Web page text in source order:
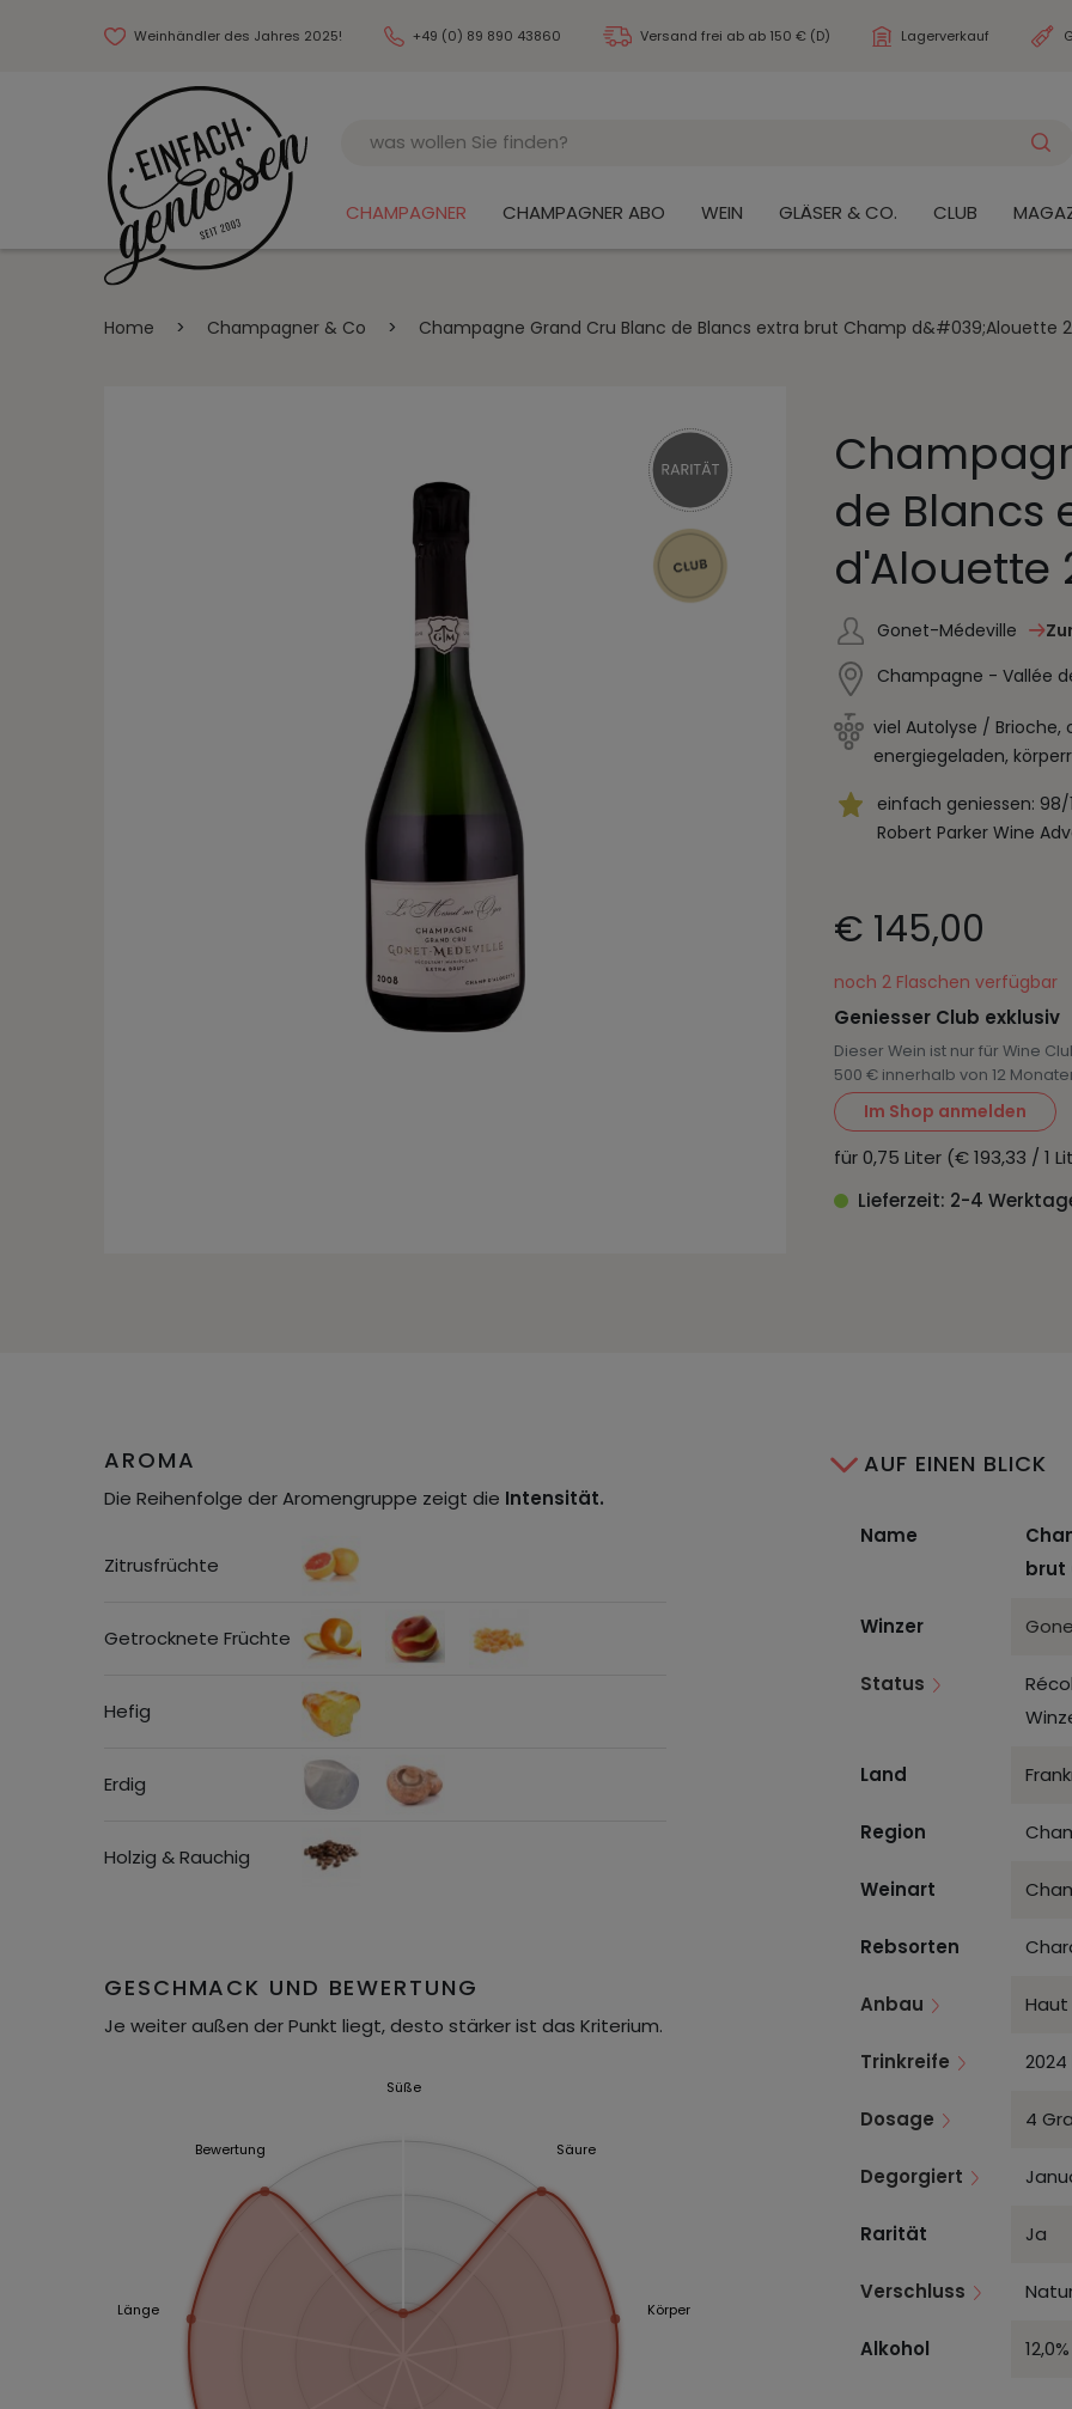
Weinhändler des Jahres 2025! +49 (0) 89 890 43860 Versand frei ab ab 150 € (D) Lagerverkauf
CHAMPAGNER CHAMPAGNER ABO WEIN GLÄSER & CO. CLUB
Home > Champagner & Co > Champagne Grand Cru Blanc de Blancs extra brut Champ d&#039;Alouette
de Blancs
d'Alouette
Gonet-Médeville
Champagne - Vallée
viel Autolyse / Brioche,
energiegeladen,
einfach geniessen: 98/
Robert Parker Wine
€ 145,00
noch 2 Flaschen verfügbar
Geniesser Club exklusiv
Dieser Wein ist nur für Wine
500 € innerhalb von 12
Im Shop anmelden
für 0,75 Liter (€ 193,33 / 1
Lieferzeit: 2-4
AROMA
Die Reihenfolge der Aromengruppe zeigt die Intensität.
Zitrusfrüchte
Getrocknete Früchte
Hefig
Erdig
Holzig & Rauchig
GESCHMACK UND BEWERTUNG
Je weiter außen der Punkt liegt, desto stärker ist das Kriterium.
Süße
Säure
Körper
Länge
Bewertung
AUF EINEN BLICK
Name
brut
Winzer
Status
Land
Region
Weinart
Rebsorten
Anbau Haut
Trinkreife 2024
Dosage 4
Degorgiert
Rarität Ja
Verschluss
Alkohol 12,0%